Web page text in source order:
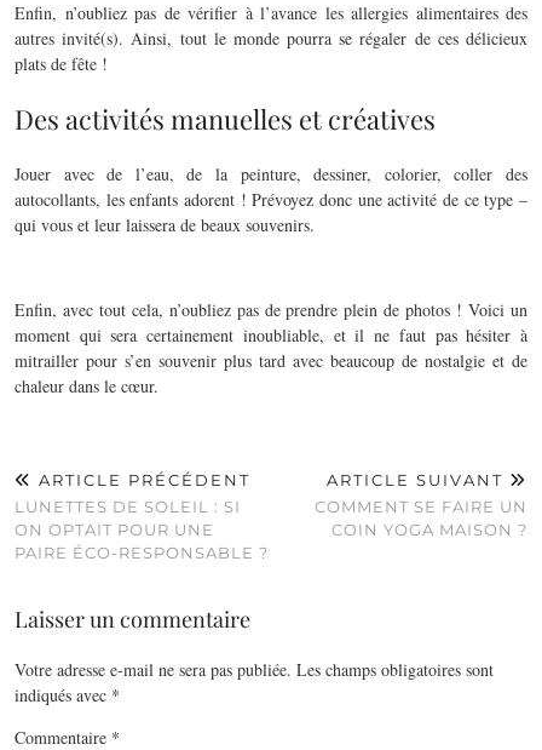
Enfin, n’oubliez pas de vérifier à l’avance les allergies alimentaires des
autres invité(s). Ainsi, tout le monde pourra se régaler de ces délicieux
plats de fête !
Des activités manuelles et créatives
Jouer avec de l’eau, de la peinture, dessiner, colorier, coller des
autocollants, les enfants adorent ! Prévoyez donc une activité de ce type –
qui vous et leur laissera de beaux souvenirs.
Enfin, avec tout cela, n’oubliez pas de prendreplein de photos ! Voici un
moment qui sera certainement inoubliable, et il ne faut pas hésiter à
mitrailler pour s’en souvenir plus tard avec beaucoup de nostalgie et de
chaleur dans le cœur.
ARTICLE PRÉCÉDENT
LUNETTES DE SOLEIL : SI
ON OPTAIT POUR UNE
PAIRE ÉCO-RESPONSABLE ?
ARTICLE SUIVANT
COMMENT SE FAIRE UN
COIN YOGA MAISON ?
Laisser un commentaire
Votre adresse e-mail ne sera pas publiée. Les champs obligatoires sont
indiqués avec *
Commentaire *